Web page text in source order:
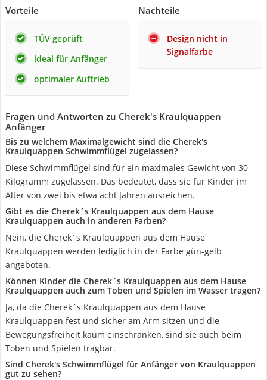
Vorteile
TÜV geprüft
ideal für Anfänger
optimaler Auftrieb
Nachteile
Design nicht in
Signalfarbe
Fragen und Antworten zu Cherek's Kraulquappen
Anfänger
Bis zu welchem Maximalgewicht sind die Cherek's
Kraulquappen Schwimmflügel zugelassen?
Diese Schwimmflügel sind für ein maximales Gewicht von 30
Kilogramm zugelassen. Das bedeutet, dass sie für Kinder im
Alter von zwei bis etwa acht Jahren ausreichen.
Gibt es die Cherek´s Kraulquappen aus dem Hause
Kraulquappen auch in anderen Farben?
Nein, die Cherek´s Kraulquappen aus dem Hause
Kraulquappen werden lediglich in der Farbe gün-gelb
angeboten.
Können Kinder die Cherek´s Kraulquappen aus dem Hause
Kraulquappen auch zum Toben und Spielen im Wasser tragen?
Ja, da die Cherek´s Kraulquappen aus dem Hause
Kraulquappen fest und sicher am Arm sitzen und die
Bewegungsfreiheit kaum einschränken, sind sie auch beim
Toben und Spielen tragbar.
Sind Cherek's Schwimmflügel für Anfänger von Kraulquappen
gut zu sehen?